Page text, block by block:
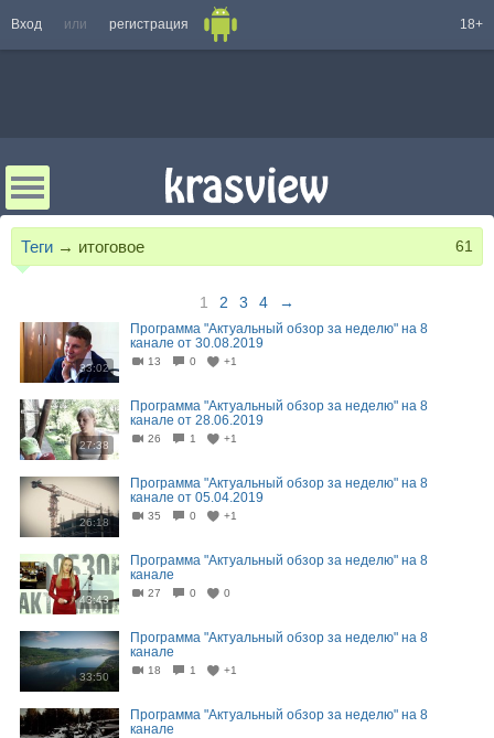
Вход или регистрация 18+
Теги → итоговое 61
1 2 3 4 →
33:02
Программа "Актуальный обзор за неделю" на 8
канале от 30.08.2019
13 0 +1
27:38
Программа "Актуальный обзор за неделю" на 8
канале от 28.06.2019
26 1 +1
26:18
Программа "Актуальный обзор за неделю" на 8
канале от 05.04.2019
35 0 +1
43:43
Программа "Актуальный обзор за неделю" на 8
канале
27 0 0
33:50
Программа "Актуальный обзор за неделю" на 8
канале
18 1 +1
Программа "Актуальный обзор за неделю" на 8
канале